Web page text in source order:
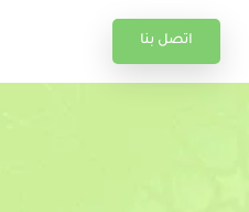
اتصل بنا